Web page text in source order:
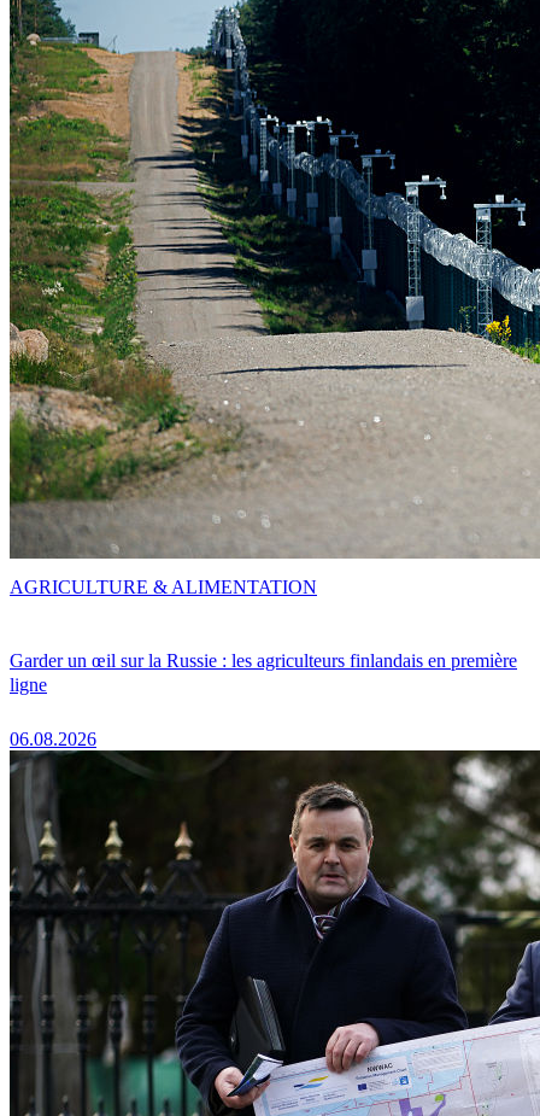
Garder un œil sur la Russie : les agriculteurs finlandais en première
ligne
06.08.2026
AGRICULTURE & ALIMENTATION